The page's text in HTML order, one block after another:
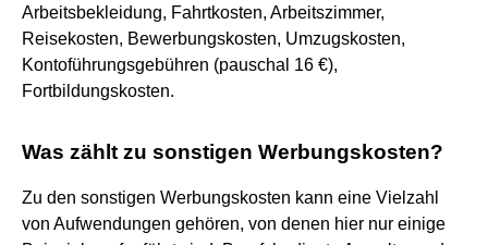
Arbeitsbekleidung, Fahrtkosten, Arbeitszimmer,
Reisekosten, Bewerbungskosten, Umzugskosten,
Kontoführungsgebühren (pauschal 16 €),
Fortbildungskosten.
Was zählt zu sonstigen Werbungskosten?
Zu den sonstigen Werbungskosten kann eine Vielzahl
von Aufwendungen gehören, von denen hier nur einige